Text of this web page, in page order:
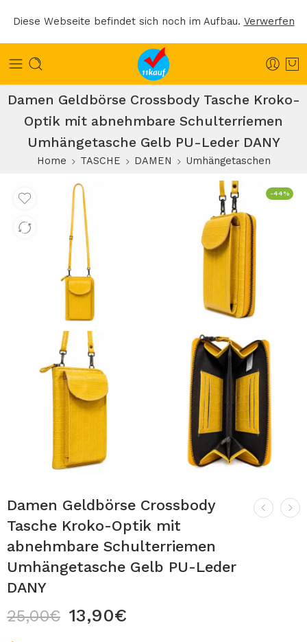
Diese Webseite befindet sich noch im Aufbau. Verwerfen
Damen Geldbörse Crossbody Tasche Kroko-
Optik mit abnehmbare Schulterriemen
Umhängetasche Gelb PU-Leder DANY
Home TASCHE DAMEN Umhängetaschen
-44%
Damen Geldbörse Crossbody
Tasche Kroko-Optik mit
abnehmbare Schulterriemen
Umhängetasche Gelb PU-Leder
DANY
25,00€ 13,90€